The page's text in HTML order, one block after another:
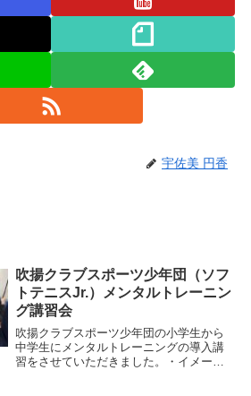
宇佐美 円香
吹揚クラブスポーツ少年団（ソフ
トテニスJr.）メンタルトレーニン
グ講習会
吹揚クラブスポーツ少年団の小学生から
中学生にメンタルトレーニングの導入講
習をさせていただきました。・イメージ